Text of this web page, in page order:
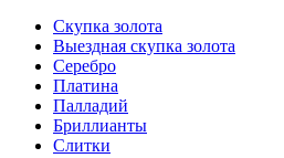
Скупка золота
Выездная скупка золота
Серебро
Платина
Палладий
Бриллианты
Слитки